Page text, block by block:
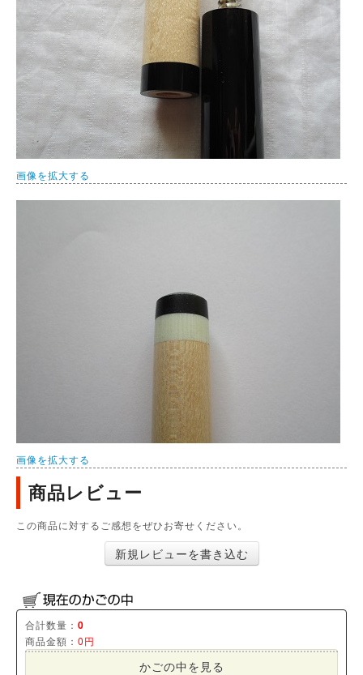
画像を拡大する
画像を拡大する
商品レビュー
この商品に対するご感想をぜひお寄せください。
新規レビューを書き込む
合計数量： 0
商品金額： 0円
かごの中を見る